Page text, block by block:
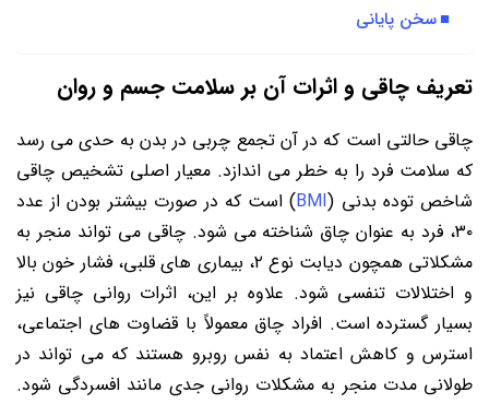
سخن پایانی
تعریف چاقی و اثرات آن بر سلامت جسم و روان
چاقی حالتی است که در آن تجمع چربی در بدن به حدی می رسد
که سلامت فرد را به خطر می اندازد. معیار اصلی تشخیص چاقی
شاخص توده بدنی (BMI) است که در صورت بیشتر بودن از عدد
۳۰، فرد به عنوان چاق شناخته می شود. چاقی می تواند منجر به
مشکلاتی همچون دیابت نوع ۲، بیماری های قلبی، فشار خون بالا
و اختلالات تنفسی شود. علاوه بر این، اثرات روانی چاقی نیز
بسیار گسترده است. افراد چاق معمولاً با قضاوت های اجتماعی،
استرس و کاهش اعتماد به نفس روبرو هستند که می تواند در
طولانی مدت منجر به مشکلات روانی جدی مانند افسردگی شود.